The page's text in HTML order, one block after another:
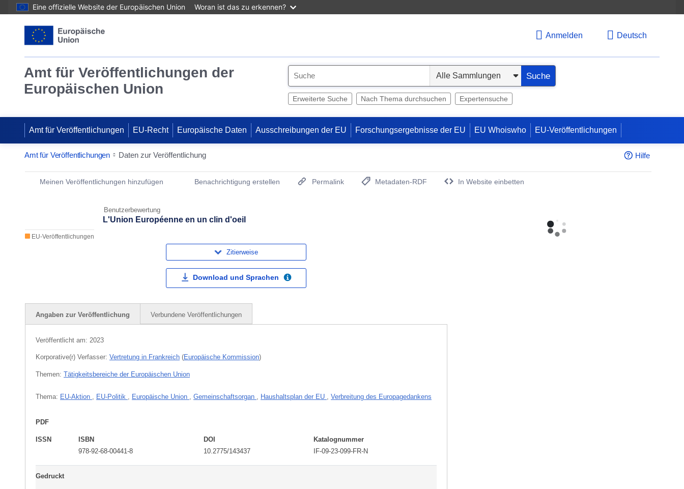
Eine offizielle Website der Europäischen Union Woran ist das zu erkennen?
Anmelden Deutsch
Amt für Veröffentlichungen der
Europäischen Union
e
Suche
Erweiterte Suche Nach Thema durchsuchen Expertensuche
Amt für Veröffentlichungen EU-Recht Europäische Daten Ausschreibungen der EU Forschungsergebnisse der EU EU Whoiswho EU-Veröffentlichungen
Amt für Veröffentlichungen Daten zur Veröffentlichung Hilfe
Publication Detail Actions Portlet
Meinen Veröffentlichungen hinzufügen Benachrichtigung erstellen Permalink
Metadaten-RDF
In Website einbetten
Benutzerbewertung
EU-Veröffentlichungen
L'Union Européenne en un clin d'oeil
Zitierweise
Download und Sprachen
Angaben zur Veröffentlichung Verbundene Veröffentlichungen
Veröffentlicht am: 2023
Korporative(r) Verfasser: Vertretung in Frankreich (Europäische Kommission)
Themen: Tätigkeitsbereiche der Europäischen Union
Thema: EU-Aktion , EU-Politik , Europäische Union , Gemeinschaftsorgan , Haushaltsplan der EU , Verbreitung des Europagedankens
PDF
ISSN
ISBN
978-92-68-00441-8
DOI
10.2775/143437
Katalognummer
IF-09-23-099-FR-N
Gedruckt